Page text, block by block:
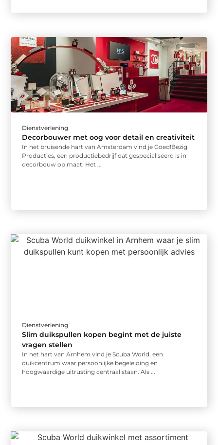
Dienstverlening
Decorbouwer met oog voor detail en creativiteit
In het bruisende hart van Amsterdam vind je Goed!Bezig
Producties, een productiebedrijf dat gespecialiseerd is in
decorbouw op maat. Het ...
Dienstverlening
Slim duikspullen kopen begint met de juiste
vragen stellen
In het hart van Arnhem vind je Scuba World, een
duikcentrum waar persoonlijke begeleiding en
hoogwaardige uitrusting centraal staan. Als ...